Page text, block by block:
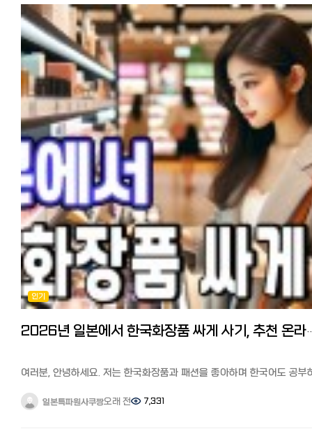
“VPNまたはプロキシを使用しているようです(VPN 또는 프록시를
사용하고 있는 것 같습니다)”라는 오류가 표시될 수 있습니다.
이 메시지가 나타났나요? 당황하지 말고 VPN을 끈 뒤 다시 연결해 주세
제 경험에 따르면, VPN을 이용해 한국판 넷플릭스를 시청하면 약 1시간
정도 지나 이 오류 메시지가 나타나지만, 놀라거나 당황할 일 없이 VPN
한 번 끈 뒤 다시 연결하면 계속해서 한국판 넷플릭스를 이용할 수 있습
또한, 일본어 자막이 필요하신 분들은 한국판 넷플릭스의 한국 드라마는
일본어 자막이 없을 수도 있습니다.
VPN은 어떤 것이 좋을까? 위에서 몇 차례 등장한 VPN은 어떤 것을
사용해야 할지 모르는 분들이 많을 것 같은데요.
한국의 TV 프로그램·드라마·버라이어티·스포츠 중계를 즐기는 일본 거
한국인과 한국 버전 넷플릭스를 이용하는 일본인이 자주 사용하는 것으
알려진 VPN은 ExpressVPN입니다.
ExpressVPN은 가장 유명한 서비스 중 하나로, 보안과 속도가 압도적
뛰어나다고 알려져 있습니다.
이용은 유료이지만, 1개월 동안 무료로 사용할 수 있고 언제든지 취소할
있어 리스크가 없습니다. (1개월 후에는 월 500엔 정도) 業界最速、安
匿名VPNサービス【ExpressVPN】1か月間無料で利用する
[추가정보] Netflix와 동영상 스트리밍 서비스(VOD) 간단 비교 일본에
한국 드라마를 보려면 어느 VOD 서비스가 좋을까? 라고 궁금해하시는
분들이 많을 것 같습니다. 한국도 마찬가지지만, 동영상 스트리밍 서비스
(VOD)가 많아 선택하기가 쉽지 않습니다.
보았습니다. 1~2일에 한 편 정도, 많은 한국 드라마와 신작을 보고 싶다!
➡Amazon 프라임 비디오 드라마로 공부하고 싶고, 화제의 오리지널
일주일에 1~2편 정도, 합리적인 가격과 작품 수➡Lemino(구 dTV) 아래
기사도 참고해서 자신의 스타일과 필요에 맞게 자유롭게 결정해 보세
벽은예약과 시술 중 소통입니다. 저도 번역앱을 붙들고 진땀을 뺐던 기
있는데요. 요즘은한국어로 원하는 스타일만 보내면 일본 미용실에 일본
예약·통역을 대신 해주는 서비스도 생겼습니다. (인스타 @beautia.japan )
일본어가 0이어도 검증된 미용실에서 원하는 머리를 받을 수 있어, 저처
미용실을 미뤄온 분이라면 한 번 알아두시면 좋을 것 같습니다. - 마무
일본 미용실, 종류와 예약 방법만 알면 생각보다 어렵지 않습니다.
핫페퍼뷰티로 예약해보거나, 일본어가 부담되면 한국어 예약 대행을
활용하는 것도 방법입니다. 엔저인 지금, 미뤄왔던 머리·네일을 일본에서
시도해보시는 건 어떨까요? 마지막까지 읽어주셔서 감사합니다.
십년이상 쓰는 가전으로 실내기와 실외기 2대로 구성되어 있고
설치공사비가 별도로 들기 때문에 가장 작은 6조짜리라 하더라도 신품은
10만원이 훌쩍 넘는 것이 보통입니다. 2년 연속 에어컨을 사본 경험을
토대로 일본에서 에어컨 가장 저렴하게 구매하는 법, 에어컨 청소하는 법
팁과 추천 사이트를 소개해드리겠습니다. -에어컨 저렴하게 구매하기
※일본 최대 중고에어컨 사이트에서도 5년지난 중고가 7만엔에 배송료
5500엔, 표준공사 2만엔으로 총 10만엔에 가까운 가격이 됩니다. 제가
작년에는 중고 에어컨 전문 사이트에서 구매했는데 성수기가 되면 가격
올라 본체 6-7만엔에 표준공사비 2만엔 정도로 신품가격과 별차이가
없었습니다. 구매는 중고사이트에서 가장 저렴한 방법으로는 본체만
중고를 잘 골라서 구매하고 설치는 구라시노마켓토(한국의 숨고)에서 가
저렴한 업자를 찾는 법입니다. 중고 에어컨은 메르카리, 라쿠텐 이치바에
많이 있습니다. 라쿠텐이치바에서 중고 에어컨 보기
메르카리 500엔 쿠폰 획득 링크 6조짜리 보통 35000-45000엔
정도에 구매할 수 있습니다. 에어컨은 실외기 가스가 소모품이어서
가능하면 출시 5년이내의 것을 고르는게 좋습니다. 설치공사는
구라시노마켓토에서 제품을 구매 후에는 구라시노마켓토에 여러 업자들
컨택해서 견적을 받아보세요. 표준공사비는 18000엔에서 25000엔 정
합니다. 다만 실외기의 위치, 에어컨 타공 여부 등에 따라 크게 다를 수
있습니다.
※기본 공사는 18000엔에서 25000엔 정도. 여러 군데 견적을 받아서
결정하세요 중고 에어컨+구라시노마켓토 업자를 통한 설치공사로 저는
2024년에 나온 상태가 괜찮은 중고에어컨을 4만엔에 구매, 설치
2만엔으로 6만엔에 설치완료했습니다. 다만 주의점으로 실내기가 3
실외기가 1층일 경우에는 구라시노마켓토에서는 대응이 안되거나 대응
업체도 10만엔정도 견적이 나오니 이 경우는 그냥 새제품을 사시는 게
마켓토가 가장 저렴합니다. 일반적으로는 8천엔에서 만엔 안팎입니다.
구라시노 마켓토에서 에어컨 설치, 클리닝 업자 찾기 【구라시노 마켓토
관련기사】 일본 에어컨 설치, 수리, 클리닝 등, 다양한 집안일을 싸고 쉽
인기
2026년 일본에서 한국화장품 싸
여러분, 안녕하세요. 저는 한국화장품과 패션을 좋아하며 한국어도 공부
제가 자주 이용하는 한국 화장품 온라인 쇼핑몰을 정리해서 소개해
드리려고 합니다.
일본특파원사쿠짱오래 전 7,331